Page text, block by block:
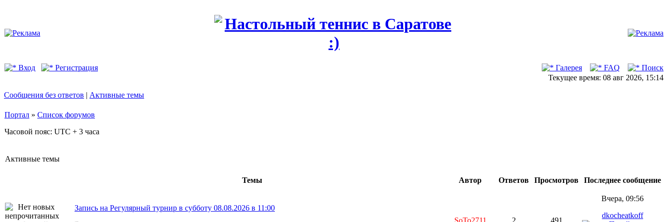
Вход Регистрация Галерея FAQ
Поиск
Текущее время: 08 авг 2026, 15:14
Сообщения без ответов | Активные темы
Портал » Список форумов
Часовой пояс: UTC + 3 часа
Активные темы
Темы Автор Ответов Просмотров Последнее сообщение
Запись на Регулярный турнир в субботу 08.08.2026 в 11:00
SoTo2711 2 491
Вчера, 09:56
dkocheatkoff